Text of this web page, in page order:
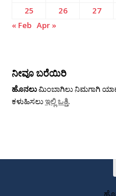
25
26 27
« Feb Apr »
ನೀವೂ ಬರೆಯಿರಿ
ಹೊನಲುಮಿಂಬಾಗಿಲು ನಿಮಗಾಗಿ
ಕಳುಹಿಸಲುಇಲ್ಲಿ ಒತ್ತಿ.